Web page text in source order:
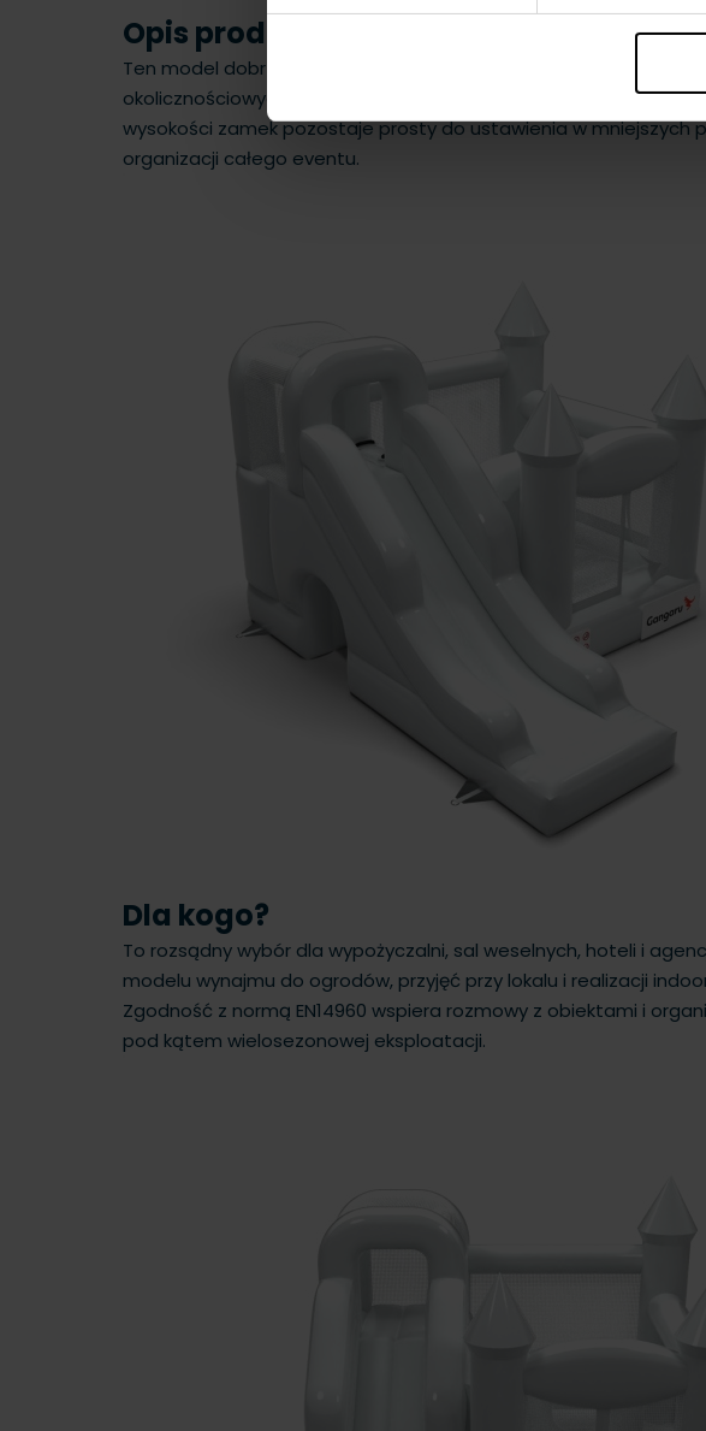
Opis produktu
Ten model dobrze sprawdza się przy realizacjach premium,
okolicznościowych, bo nie narzuca grafiki i łatwo wpisuje się w
wysokości zamek pozostaje prosty do ustawienia w mniejszych
organizacji całego eventu.
Dla kogo?
To rozsądny wybór dla wypożyczalni, sal weselnych, hoteli i
modelu wynajmu do ogrodów, przyjęć przy lokalu i realizacji
Zgodność z normą EN14960 wspiera rozmowy z obiektami i
pod kątem wielosezonowej eksploatacji.